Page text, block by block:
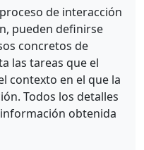
de interacción
pueden definirse
concretos de
las tareas que el
contexto en el que la
Todos los detalles
obtenida